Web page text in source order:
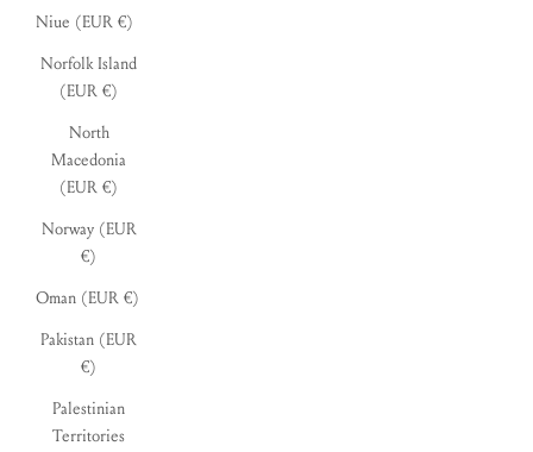
Niue (EUR €)
Norfolk Island
(EUR €)
North
Macedonia
(EUR €)
Norway (EUR
€)
Oman (EUR €)
Pakistan (EUR
€)
Palestinian
Territories